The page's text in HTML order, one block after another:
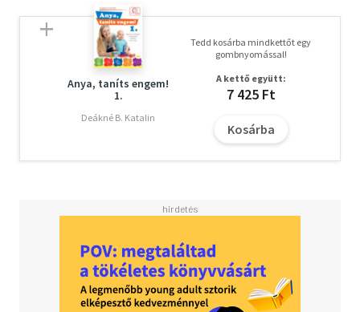
Anya, taníts engem!
1.
Deákné B. Katalin
Tedd kosárba mindkettőt egy
gombnyomással!
A kettő együtt:
7 425 Ft
Kosárba